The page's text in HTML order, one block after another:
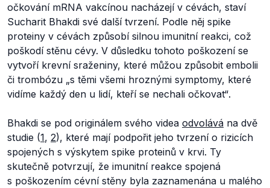
očkování mRNA vakcínou nacházejí v cévách, staví
Sucharit Bhakdi své další tvrzení. Podle něj spike
proteiny v cévách způsobí silnou imunitní reakci, což
poškodí stěnu cévy. V důsledku tohoto poškození se
vytvoří krevní sraženiny, které můžou způsobit embolii
či trombózu „s těmi všemi hroznými symptomy, které
vidíme každý den u lidí, kteří se nechali očkovat“.
Bhakdi se pod originálem svého videa odvolává na dvě
studie (1, 2), které mají podpořit jeho tvrzení o rizicích
spojených s výskytem spike proteinů v krvi. Ty
skutečně potvrzují, že imunitní reakce spojená
s poškozením cévní stěny byla zaznamenána u malého